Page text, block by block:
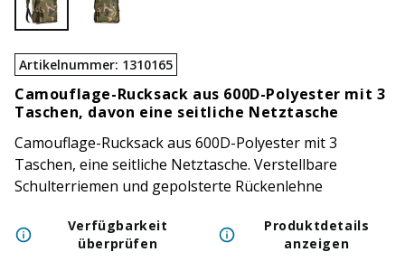
Artikelnummer: 1310165
Camouflage-Rucksack aus 600D-Polyester mit 3
Taschen, davon eine seitliche Netztasche
Camouflage-Rucksack aus 600D-Polyester mit 3
Taschen, eine seitliche Netztasche. Verstellbare
Schulterriemen und gepolsterte Rückenlehne
Verfügbarkeit
überprüfen
Produktdetails
anzeigen